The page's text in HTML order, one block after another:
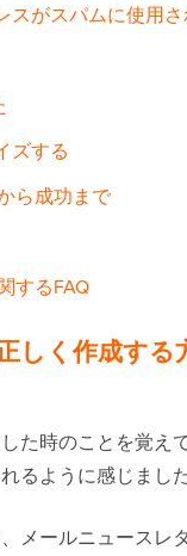
スがスパムに使用
ズする
ら成功まで
するFAQ
しく作成す
た時のことを覚え
るように感じまし
メールニュースレ